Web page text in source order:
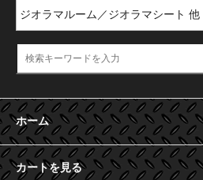
ホーム
カートを見る